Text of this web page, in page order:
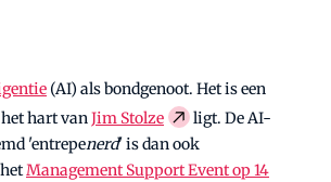
(AI) als bondgenoot. Het is een
hart vanJim Stolze
ligt. De AI-
'entrepenerd' is dan ook
Management Support Event op 14